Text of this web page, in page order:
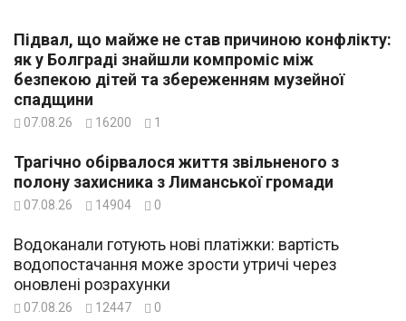
Підвал, що майже не став причиною конфлікту:
як у Болграді знайшли компроміс між
безпекою дітей та збереженням музейної
спадщини
07.08.26 16200 1
Трагічно обірвалося життя звільненого з
полону захисника з Лиманської громади
07.08.26 14904 0
Водоканали готують нові платіжки: вартість
водопостачання може зрости утричі через
оновлені розрахунки
07.08.26 12447 0